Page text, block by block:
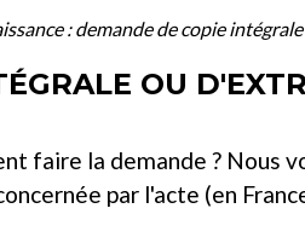
: demande de copie
OU
faire la demande ? Nous
par l'acte (en